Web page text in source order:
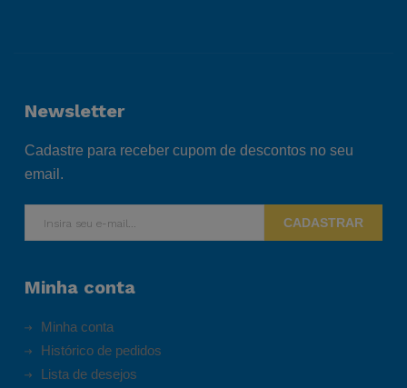
Newsletter
Cadastre para receber cupom de descontos no seu
email.
CADASTRAR
Minha conta
Minha conta
Histórico de pedidos
Lista de desejos